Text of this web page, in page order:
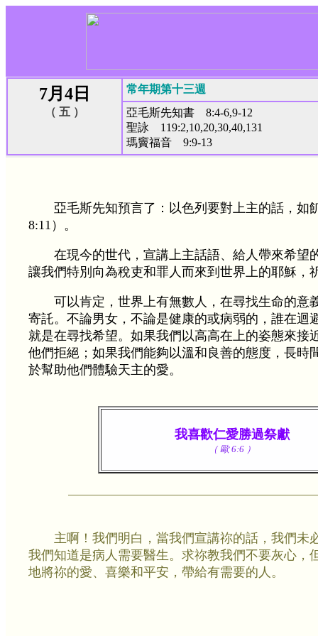
7月4日
（ 五 ）
常年期第十三週
亞毛斯先知書 8:4-6,9-12
聖詠 119:2,10,20,30,40,131
瑪竇福音 9:9-13
亞毛斯先知預言了：以色列要對上主的話，如
8:11）。
在現今的世代，宣講上主話語、給人帶來希望
讓我們特別向為稅吏和罪人而來到世界上的耶穌，
可以肯定，世界上有無數人，在尋找生命的意
寄託。不論男女，不論是健康的或病弱的，誰在迴
就是在尋找希望。如果我們以高高在上的姿態來接
他們拒絕；如果我們能夠以溫和良善的態度，長時
於幫助他們體驗天主的愛。
我喜歡仁愛勝過祭獻
（ 歐 6:6 ）
主啊！我們明白，當我們宣講祢的話，我們未
我們知道是病人需要醫生。求祢教我們不要灰心，
地將祢的愛、喜樂和平安，帶給有需要的人。